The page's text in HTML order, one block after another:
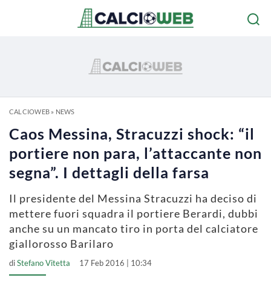
CALCIOWEB» NEWS
Caos Messina, Stracuzzi shock: “il
portiere non para, l’attaccante non
segna”. I dettagli della farsa
Il presidente del Messina Stracuzzi ha deciso di
mettere fuori squadra il portiere Berardi, dubbi
anche su un mancato tiro in porta del calciatore
giallorosso Barilaro
diStefano Vitetta 17 Feb 2016 | 10:34